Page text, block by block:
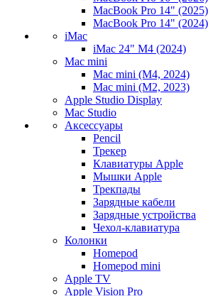
MacBook Pro 14" (2025)
MacBook Pro 14" (2024)
iMac
iMac 24" M4 (2024)
Mac mini
Mac mini (M4, 2024)
Mac mini (M2, 2023)
Apple Studio Display
Mac Studio
Аксессуары
Pencil
Трекер
Клавиатуры Apple
Мышки Apple
Трекпады
Зарядные кабели
Зарядные устройства
Чехол-клавиатура
Колонки
Homepod
Homepod mini
Apple TV
Apple Vision Pro